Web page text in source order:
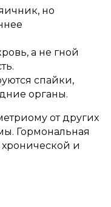
но
а не гной
спайки,
органы.
от других
Гормональная
хронической и